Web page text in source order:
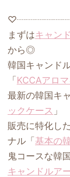
まずはキャン
から◎
韓国キャンド
「 KCCAアロ
最新の韓国キ
ックケース 」
販売に特化し
ナル「 基本の
鬼コースな韓
キャンドルア